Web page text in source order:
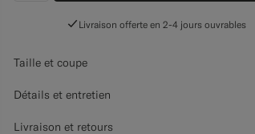
Livraison offerte en 2-4 jours ouvrables
Taille et coupe
Détails et entretien
Livraison et retours